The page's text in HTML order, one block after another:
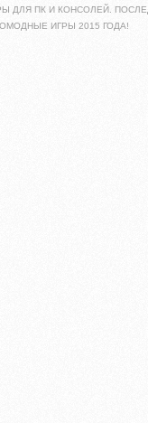
ДЛЯ ПК И КОНСОЛЕЙ.
ИГРЫ 2015 ГОДА!